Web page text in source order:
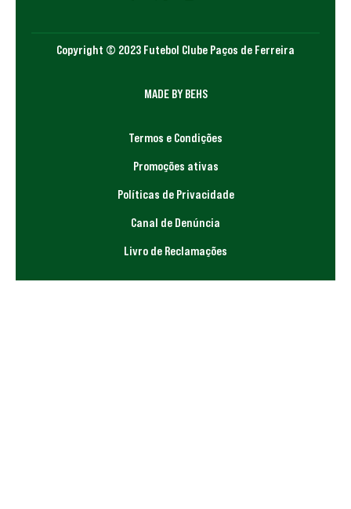
Copyright © 2023 Futebol Clube Paços de Ferreira
MADE BY BEHS
Termos e Condições
Promoções ativas
Políticas de Privacidade
Canal de Denúncia
Livro de Reclamações